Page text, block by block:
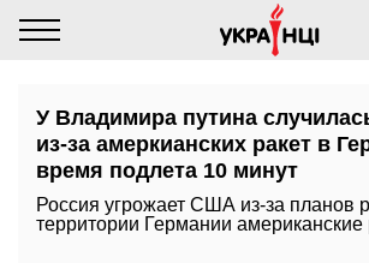
У Владимира путина
из-за амеркианских ракет в
время подлета 10 минут
Россия угрожает США из-за планов
территории Германии американские